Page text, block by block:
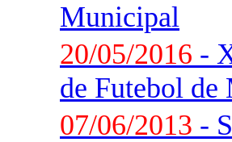
Municipal
20/05/2016 -
de Futebol de
07/06/2013 -